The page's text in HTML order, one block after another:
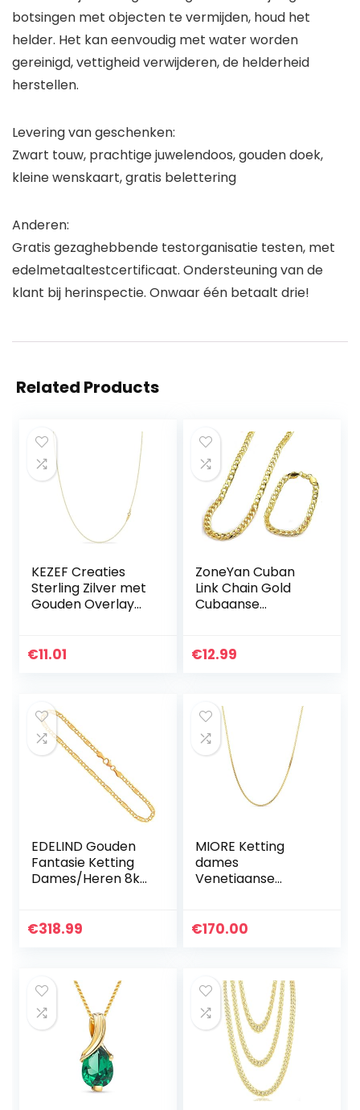
botsingen met objecten te vermijden, houd het
helder. Het kan eenvoudig met water worden
gereinigd, vettigheid verwijderen, de helderheid
herstellen.
Levering van geschenken:
Zwart touw, prachtige juwelendoos, gouden doek,
kleine wenskaart, gratis belettering
Anderen:
Gratis gezaghebbende testorganisatie testen, met
edelmetaaltestcertificaat. Ondersteuning van de
klant bij herinspectie. Onwaar één betaalt drie!
Related Products
KEZEF Creaties
Sterling Zilver met
Gouden Overlay
Maten 16-36 Inch,
€11.01
ZoneYan Cuban
Link Chain Gold
Cubaanse
Cubaanse
ketting voor heren,
goud, halsketting +
armband
€12.99
EDELIND Gouden
Fantasie Ketting
Dames/Heren 8k
Breedte 3.5 mm
€318.99
MIORE Ketting
dames
Venetiaanse
/ 375 goud, lengte
€170.00